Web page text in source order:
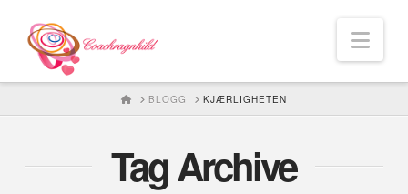
HOMEBLOGG KJÆRLIGHETEN
Tag Archive